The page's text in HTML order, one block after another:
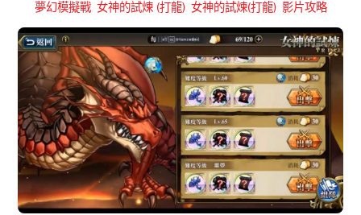
夢幻模擬戰, 女神的試煉 (打龍), 女神的試煉(打龍), 影片攻略